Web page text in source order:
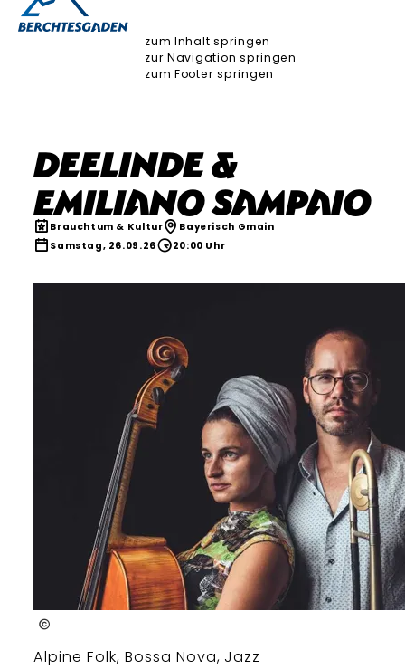
zum Inhalt springen
zur Navigation springen
zum Footer springen
deeLinde &
Emiliano Sampaio
Brauchtum & Kultur
Bayerisch Gmain
Samstag, 26.09.26
20:00 Uhr
Pedro de Conti
Alpine Folk, Bossa Nova, Jazz